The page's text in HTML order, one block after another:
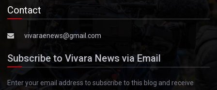
Contact
vivaraenews@gmail.com
Subscribe to Vivara News via Email
Enter your email address to subscribe to this blog and receive